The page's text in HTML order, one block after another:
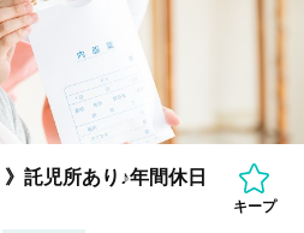
託児所あり♪年間休日
キープ